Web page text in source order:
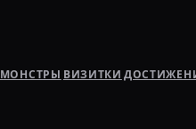
МОНСТРЫ ВИЗИТКИ